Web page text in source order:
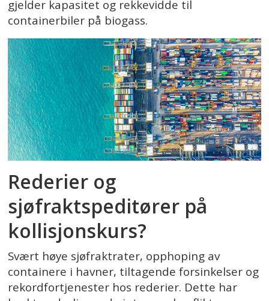
gjelder kapasitet og rekkevidde til
containerbiler på biogass.
Rederier og
sjøfraktspeditører på
kollisjonskurs?
Svært høye sjøfraktrater, opphoping av
containere i havner, tiltagende forsinkelser og
rekordfortjenester hos rederier. Dette har